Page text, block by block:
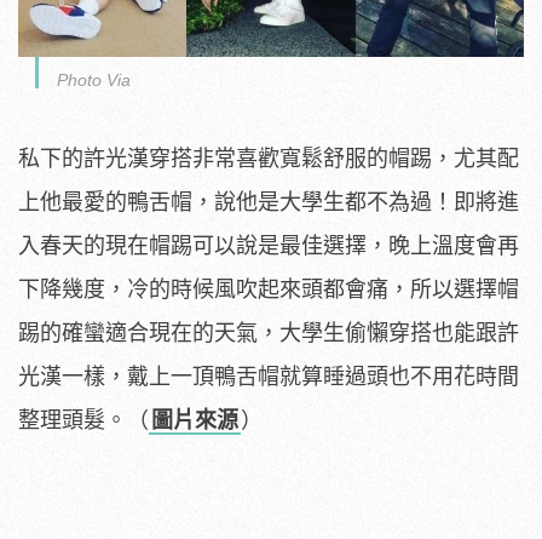
Photo Via
私下的許光漢穿搭非常喜歡寬鬆舒服的帽踢，尤其配
上他最愛的鴨舌帽，說他是大學生都不為過！即將進
入春天的現在帽踢可以說是最佳選擇，晚上溫度會再
下降幾度，冷的時候風吹起來頭都會痛，所以選擇帽
踢的確蠻適合現在的天氣，大學生偷懶穿搭也能跟許
光漢一樣，戴上一頂鴨舌帽就算睡過頭也不用花時間
整理頭髮。（ 圖片來源）